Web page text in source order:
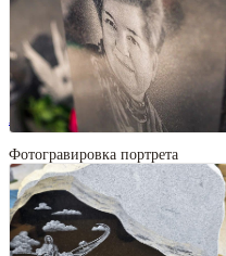
Фотогравировка портрета
Аврора (Aurora)